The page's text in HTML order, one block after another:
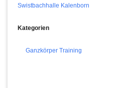
Swistbachhalle Kalenborn
Kategorien
Ganzkörper Training